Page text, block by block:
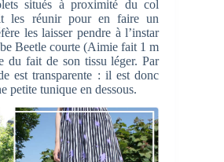
situés à proximité du col
les réunir pour en faire un
les laisser pendre à l’instar
Beetle courte (Aimie fait 1 m
du fait de son tissu léger. Par
est transparente : il est donc
petite tunique en dessous.